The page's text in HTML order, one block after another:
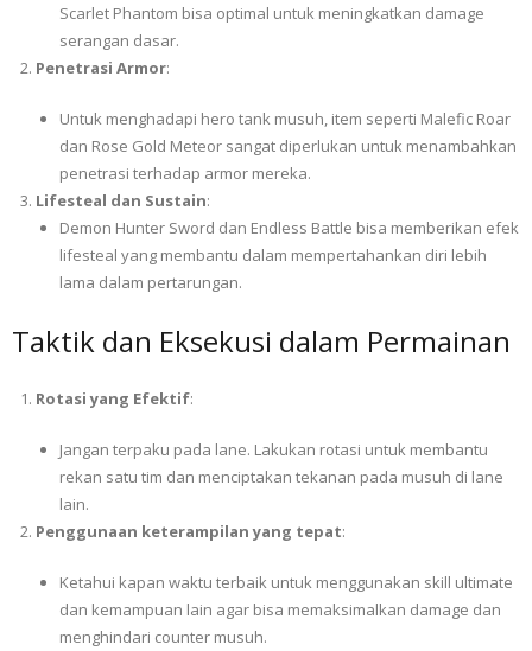
Scarlet Phantom bisa optimal untuk meningkatkan damage
serangan dasar.
Penetrasi Armor:
Untuk menghadapi hero tank musuh, item seperti Malefic Roar
dan Rose Gold Meteor sangat diperlukan untuk menambahkan
penetrasi terhadap armor mereka.
Lifesteal dan Sustain:
Demon Hunter Sword dan Endless Battle bisa memberikan efek
lifesteal yang membantu dalam mempertahankan diri lebih
lama dalam pertarungan.
Taktik dan Eksekusi dalam Permainan
Rotasi yang Efektif:
Jangan terpaku pada lane. Lakukan rotasi untuk membantu
rekan satu tim dan menciptakan tekanan pada musuh di lane
lain.
Penggunaan keterampilan yang tepat:
Ketahui kapan waktu terbaik untuk menggunakan skill ultimate
dan kemampuan lain agar bisa memaksimalkan damage dan
menghindari counter musuh.